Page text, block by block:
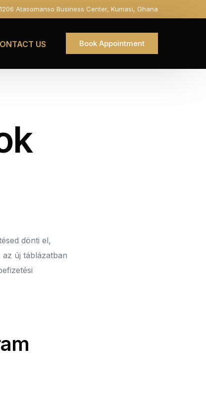
Atasomanso Business Center, Kumasi, Ghana
US Book Appointment
dönti el,
új táblázatban